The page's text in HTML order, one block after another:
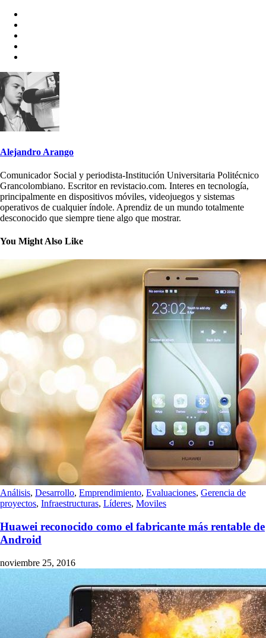
Alejandro Arango
Comunicador Social y periodista-Institución Universitaria Politécnico
Grancolombiano. Escritor en revistacio.com. Interes en tecnología,
principalmente en dispositivos móviles, videojuegos y sistemas
operativos de cualquier índole. Aprendiz de un mundo totalmente
desconocido que siempre tiene algo que mostrar.
You Might Also Like
Análisis, Desarrollo, Emprendimiento, Evaluaciones, Gerencia de
proyectos, Infraestructuras, Líderes, Moviles
Huawei reconocido como el fabricante más rentable de
Android
noviembre 25, 2016